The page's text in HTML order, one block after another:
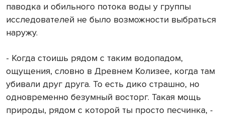
паводка и обильного потока воды у группы
исследователей не было возможности выбраться
наружу.
- Когда стоишь рядом с таким водопадом,
ощущения, словно в Древнем Колизее, когда там
убивали друг друга. То есть дико страшно, но
одновременно безумный восторг. Такая мощь
природы, рядом с которой ты просто песчинка, -